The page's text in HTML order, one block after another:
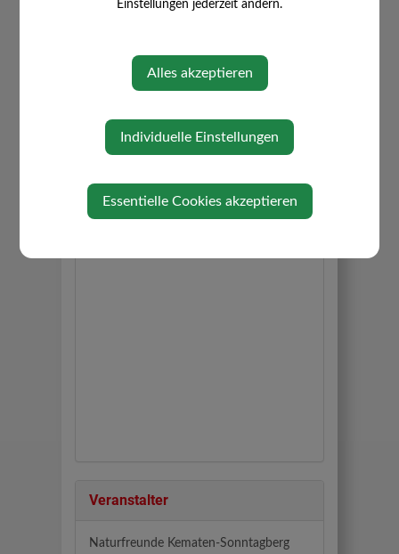
Veranstaltungsort
3332 Sonntagberg
Veranstalter
Naturfreunde Kematen-Sonntagberg
Einstellungen jederzeit ändern.
Alles akzeptieren
Individuelle Einstellungen
Essentielle Cookies akzeptieren